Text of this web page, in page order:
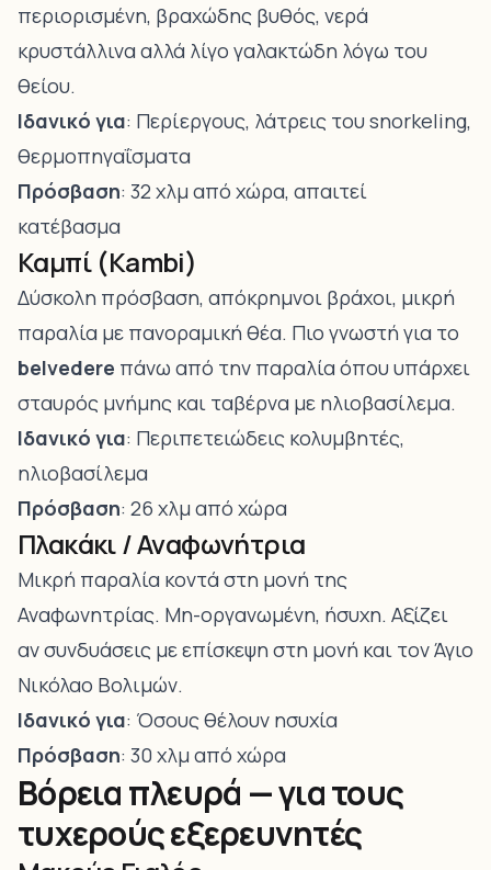
περιορισμένη, βραχώδης βυθός, νερά
κρυστάλλινα αλλά λίγο γαλακτώδη λόγω του
θείου.
Ιδανικό για: Περίεργους, λάτρεις του snorkeling,
θερμοπηγαΐσματα
Πρόσβαση: 32 χλμ από χώρα, απαιτεί
κατέβασμα
Καμπί (Kambi)
Δύσκολη πρόσβαση, απόκρημνοι βράχοι, μικρή
παραλία με πανοραμική θέα. Πιο γνωστή για το
belvedere πάνω από την παραλία όπου υπάρχει
σταυρός μνήμης και ταβέρνα με ηλιοβασίλεμα.
Ιδανικό για: Περιπετειώδεις κολυμβητές,
ηλιοβασίλεμα
Πρόσβαση: 26 χλμ από χώρα
Πλακάκι / Αναφωνήτρια
Μικρή παραλία κοντά στη μονή της
Αναφωνητρίας. Μη-οργανωμένη, ήσυχη. Αξίζει
αν συνδυάσεις με επίσκεψη στη μονή και τον Άγιο
Νικόλαο Βολιμών.
Ιδανικό για: Όσους θέλουν ησυχία
Πρόσβαση: 30 χλμ από χώρα
Βόρεια πλευρά — για τους
τυχερούς εξερευνητές